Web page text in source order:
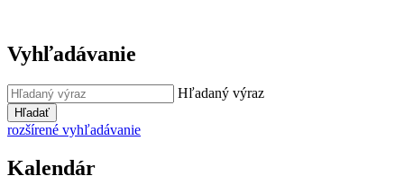
Vyhľadávanie
Hľadaný výraz
Hľadať
rozšírené vyhľadávanie
Kalendár